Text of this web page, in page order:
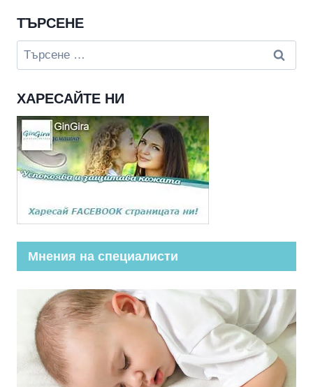
ТЪРСЕНЕ
Търсене
за:
ХАРЕСАЙТЕ НИ
Мнения на специалисти